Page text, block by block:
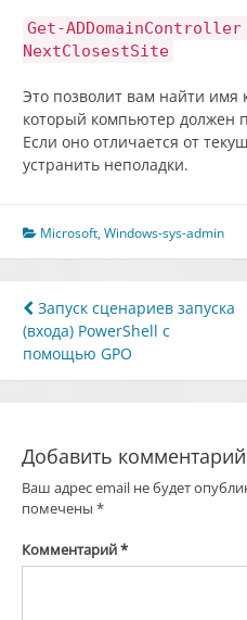
Get-
NextClosestSite
Это позволит вам найти имя
который компьютер должен
Если оно отличается от
устранить неполадки.
Microsoft,Windows-sys-admin
Навигация
по
записям
Запуск сценариев запуска
(входа) PowerShell с
помощью GPO
Добавить комментарий
Ваш адрес email не будет
помечены *
Комментарий*